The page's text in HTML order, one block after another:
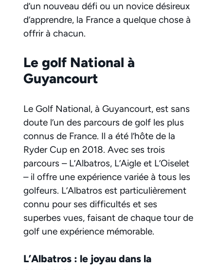
d’un nouveau défi ou un novice désireux
d’apprendre, la France a quelque chose à
offrir à chacun.
Le golf National à
Guyancourt
Le Golf National, à Guyancourt, est sans
doute l’un des parcours de golf les plus
connus de France. Il a été l’hôte de la
Ryder Cup en 2018. Avec ses trois
parcours – L’Albatros, L’Aigle et L’Oiselet
– il offre une expérience variée à tous les
golfeurs. L’Albatros est particulièrement
connu pour ses difficultés et ses
superbes vues, faisant de chaque tour de
golf une expérience mémorable.
L’Albatros : le joyau dans la